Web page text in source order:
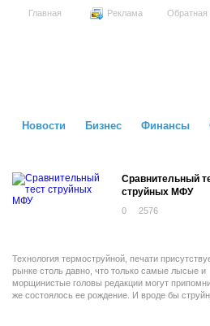
Главная Реклама Обратная
Новости Бизнес Финансы
Сравнительный
струйных МФУ
0 2576
Технология термоструйной, печати
рынке столь давно, что только самые лысые и
морщинистые головы редакции могут
же состоялось ее рождение. И вроде бы